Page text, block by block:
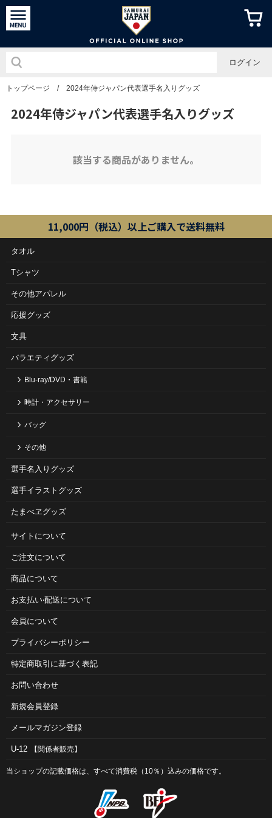
侍ジャパ
ログイン
トップページ / 2024年侍ジャパン代表選手名入りグッズ
2024年侍ジャパン代表選手名入りグッズ
該当する商品がありません。
11,000円（税込）以上ご購入で送料無料
タオル
Tシャツ
その他アパレル
応援グッズ
文具
バラエティグッズ
Blu-ray/DVD・書籍
時計・アクセサリー
バッグ
その他
選手名入りグッズ
選手イラストグッズ
たまべヱグッズ
サイトについて
ご注⽂について
商品について
お⽀払い‧配送について
会員について
プライバシーポリシー
特定商取引に基づく表記
お問い合わせ
新規会員登録
メールマガジン登録
U-12 【関係者販売】
当ショップの記載価格は、すべて消費税（10％）込みの価格です。